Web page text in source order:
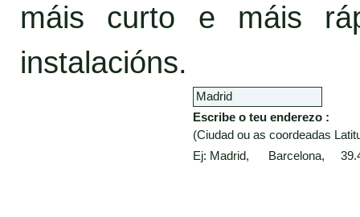
máis curto e máis
instalacións.
Escribe o teu enderezo :
(Ciudad ou as coordeadas
Ej: Madrid, Barcelona,